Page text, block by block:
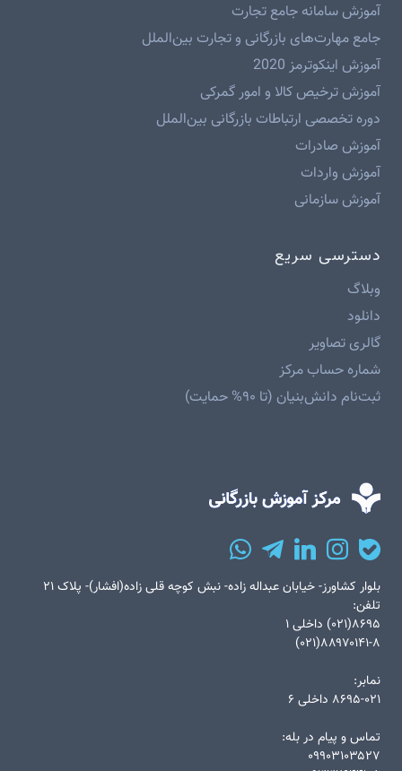
آموزش سامانه جامع تجارت
جامع مهارت‌های بازرگانی و تجارت بین‌الملل
آموزش اینکوترمز 2020
آموزش ترخیص کالا و امور گمرکی
دوره تخصصی ارتباطات بازرگانی بین‌الملل
آموزش صادرات
آموزش واردات
آموزش سازمانی
دسترسی سریع
وبلاگ
دانلود
گالری تصاویر
شماره حساب مرکز
ثبت‌نام دانش‌بنیان (تا ۹۰% حمایت)
بلوار کشاورز- خیابان عبداله زاده- نبش کوچه قلی زاده(افشار)- پلاک ۲۱
تلفن:
۸۶۹۵(۰۲۱) داخلی ۱
۸۸۹۷۰۱۴۱-۸(۰۲۱)
نمابر:
۸۶۹۵-۰۲۱ داخلی ۶
تماس و پیام در بله:
۰۹۹۰۳۱۰۳۵۲۷